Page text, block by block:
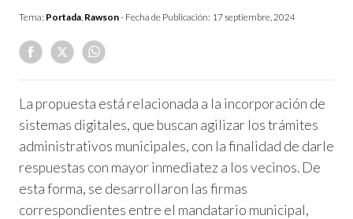
Tema: Portada, Rawson- Fecha de Publicación: 17 septiembre, 2024
La propuesta está relacionada a la incorporación de
sistemas digitales, que buscan agilizar los trámites
administrativos municipales, con la finalidad de darle
respuestas con mayor inmediatez a los vecinos. De
esta forma, se desarrollaron las firmas
correspondientes entre el mandatario municipal,